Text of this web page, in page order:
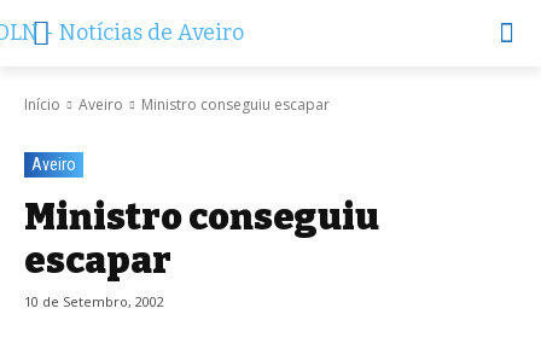
Início Aveiro Ministro conseguiu escapar
Aveiro
Ministro conseguiu
escapar
10 de Setembro, 2002